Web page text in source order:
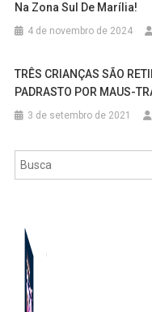
Na Zona Sul De Marília!
4 de novembro de 2024
TRÊS CRIANÇAS SÃO
PADRASTO POR MAUS-
3 de setembro de 2021
Pesquisar